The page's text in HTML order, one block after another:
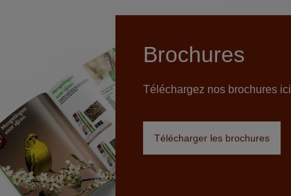
Brochures
Téléchargez nos brochures ici
Télécharger les brochures